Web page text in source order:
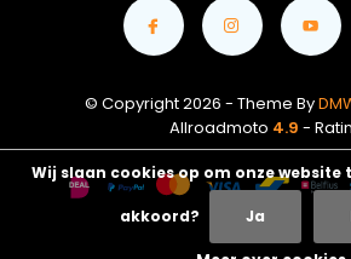
© Copyright 2026 - Theme By
Allroadmoto 4.9 -
Wij slaan cookies op om onze website
akkoord? Ja